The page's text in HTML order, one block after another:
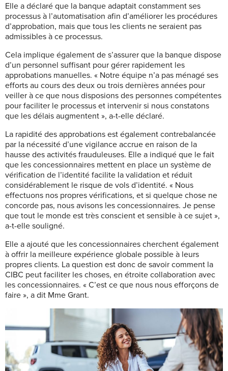
Elle a déclaré que la banque adaptait constamment ses
processus à l’automatisation afin d’améliorer les procédures
d’approbation, mais que tous les clients ne seraient pas
admissibles à ce processus.
Cela implique également de s’assurer que la banque dispose
d’un personnel suffisant pour gérer rapidement les
approbations manuelles. « Notre équipe n’a pas ménagé ses
efforts au cours des deux ou trois dernières années pour
veiller à ce que nous disposions des personnes compétentes
pour faciliter le processus et intervenir si nous constatons
que les délais augmentent », a-t-elle déclaré.
La rapidité des approbations est également contrebalancée
par la nécessité d’une vigilance accrue en raison de la
hausse des activités frauduleuses. Elle a indiqué que le fait
que les concessionnaires mettent en place un système de
vérification de l’identité facilite la validation et réduit
considérablement le risque de vols d’identité. « Nous
effectuons nos propres vérifications, et si quelque chose ne
concorde pas, nous avisons les concessionnaires. Je pense
que tout le monde est très conscient et sensible à ce sujet »,
a-t-elle souligné.
Elle a ajouté que les concessionnaires cherchent également
à offrir la meilleure expérience globale possible à leurs
propres clients. La question est donc de savoir comment la
CIBC peut faciliter les choses, en étroite collaboration avec
les concessionnaires. « C’est ce que nous nous efforçons de
faire », a dit Mme Grant.